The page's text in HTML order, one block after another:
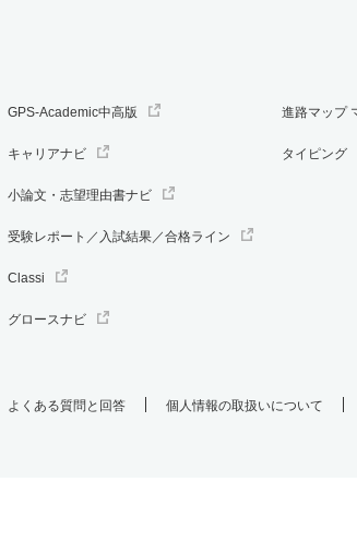
GPS-Academic中高版
キャリアナビ
小論文・志望理由書ナビ
受験レポート／入試結果／合格ライン
Classi
グロースナビ
進路マップ
タイピング
よくある質問と回答 個人情報の取扱いについて